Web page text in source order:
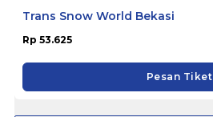
Trans Snow World Bekasi
Rp 53.625
Pesan Tiket